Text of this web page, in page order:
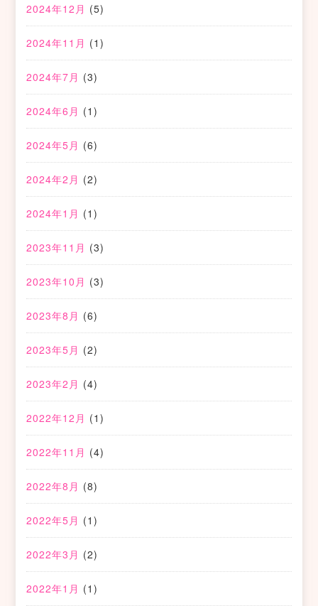
2024年12月 (5)
2024年11月 (1)
2024年7月 (3)
2024年6月 (1)
2024年5月 (6)
2024年2月 (2)
2024年1月 (1)
2023年11月 (3)
2023年10月 (3)
2023年8月 (6)
2023年5月 (2)
2023年2月 (4)
2022年12月 (1)
2022年11月 (4)
2022年8月 (8)
2022年5月 (1)
2022年3月 (2)
2022年1月 (1)